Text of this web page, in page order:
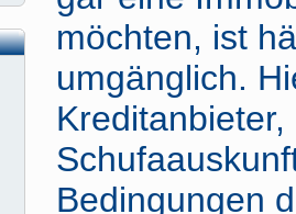
möchten, ist
umgänglich.
Bedingungen